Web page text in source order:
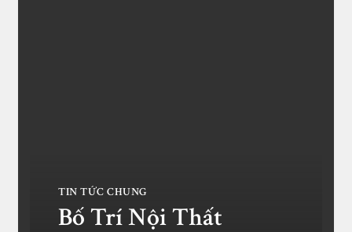
TIN TỨC CHUNG
Bố Trí Nội Thất